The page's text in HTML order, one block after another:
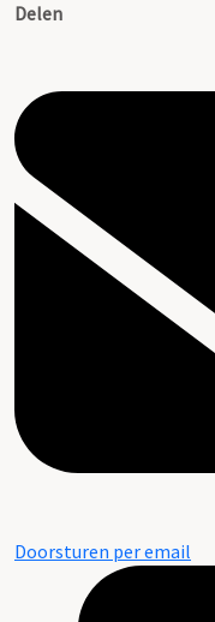
Delen
Doorsturen per email